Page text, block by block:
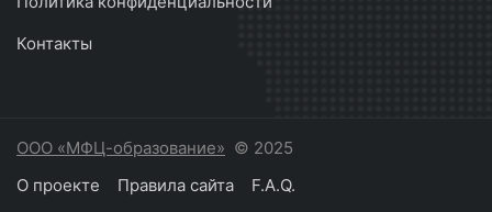
Контакты
ООО «МФЦ-образование» © 2025
О проекте
Правила сайта F.A.Q.